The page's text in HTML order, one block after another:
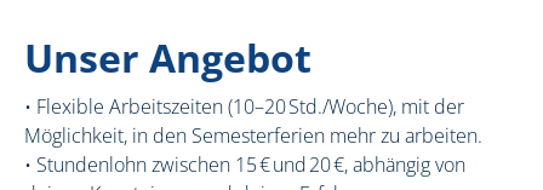
Unser Angebot
• Flexible Arbeitszeiten (10–20 Std./Woche), mit der
Möglichkeit, in den Semesterferien mehr zu arbeiten.
• Stundenlohn zwischen 15 € und 20 €, abhängig von